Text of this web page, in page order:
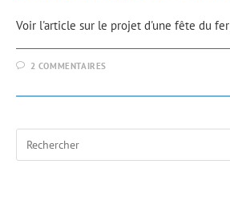
Voir l'article sur le projet d'une fête du fer
2 COMMENTAIRES